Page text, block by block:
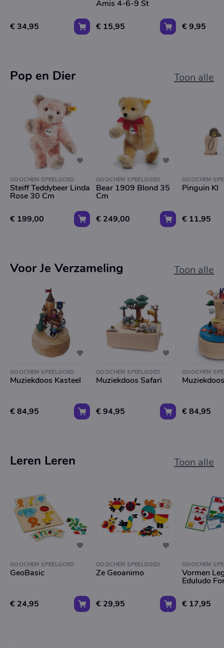
€ 34,95
Amis 4-6-9 St
€ 15,95 € 9,95
Pop en Dier Toon alle
GOOCHEM SPEELGOED
Steiff Teddybeer Linda
Rose 30 Cm
€ 199,00
GOOCHEM SPEELGOED
Bear 1909 Blond 35
Cm
€ 249,00
GOOCHEM
Pinguin Kl
€ 11,95
Voor Je Verzameling Toon alle
GOOCHEM SPEELGOED
Muziekdoos Kasteel
€ 84,95
GOOCHEM SPEELGOED
Muziekdoos Safari
€ 94,95
GOOCHEM
€ 84,95
Leren Leren Toon alle
GOOCHEM SPEELGOED
GeoBasic
€ 24,95
GOOCHEM SPEELGOED
Ze Geoanimo
€ 29,95
GOOCHEM
Vormen
Eduludo
€ 17,95